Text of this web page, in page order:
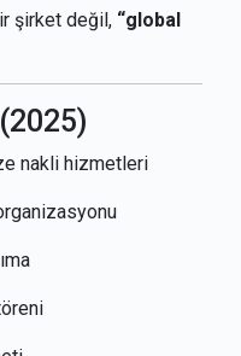
şirket değil, “global
nakli hizmetleri